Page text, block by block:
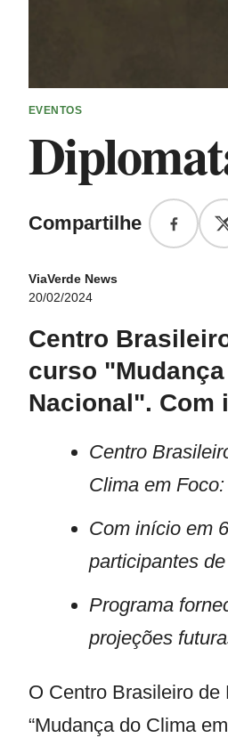
EVENTOS
Compartilhe
ViaVerde News
20/02/2024
Centro
curso
Nacional". Com
Centro
Clima em
Com início em
participantes
Programa
projeções
O Centro Brasileiro
“Mudança do Clima